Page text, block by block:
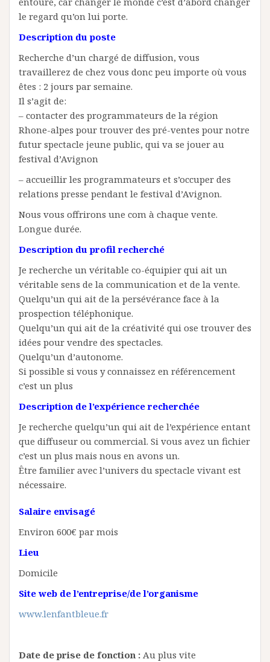
le regard qu’on lui porte.
Description du poste
Recherche d’un chargé de diffusion, vous
travaillerez de chez vous donc peu importe où vous
êtes : 2 jours par semaine.
Il s’agit de:
– contacter des programmateurs de la région
Rhone-alpes pour trouver des pré-ventes pour notre
futur spectacle jeune public, qui va se jouer au
festival d’Avignon
– accueillir les programmateurs et s’occuper des
relations presse pendant le festival d’Avignon.
Nous vous offrirons une com à chaque vente.
Longue durée.
Description du profil recherché
Je recherche un véritable co-équipier qui ait un
véritable sens de la communication et de la vente.
Quelqu’un qui ait de la persévérance face à la
prospection téléphonique.
Quelqu’un qui ait de la créativité qui ose trouver des
idées pour vendre des spectacles.
Quelqu’un d’autonome.
Si possible si vous y connaissez en référencement
c’est un plus
Description de l’expérience recherchée
Je recherche quelqu’un qui ait de l’expérience entant
que diffuseur ou commercial. Si vous avez un fichier
c’est un plus mais nous en avons un.
Être familier avec l’univers du spectacle vivant est
nécessaire.
Salaire envisagé
Environ 600€ par mois
Lieu
Domicile
Site web de l’entreprise/de l’organisme
www.lenfantbleue.fr
Date de prise de fonction : Au plus vite